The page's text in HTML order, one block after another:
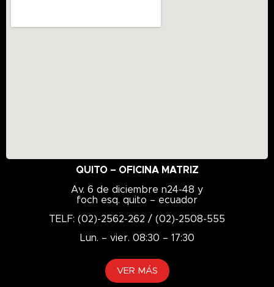
QUITO – OFICINA MATRIZ
Av. 6 de diciembre n24-48 y
foch esq. quito – ecuador
TELF: (02)-2562-262 / (02)-2508-555
Lun. – vier. 08:30 – 17:30
VER MÁS